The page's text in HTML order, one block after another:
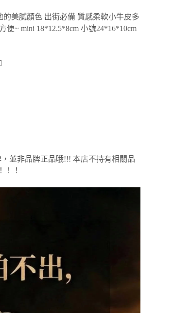
的美膩顏色 出街必備 質感柔軟小牛皮多
便~ mini 18*12.5*8cm 小號24*16*10cm
並非品牌正品哦!!! 本店不持有相關品
！！